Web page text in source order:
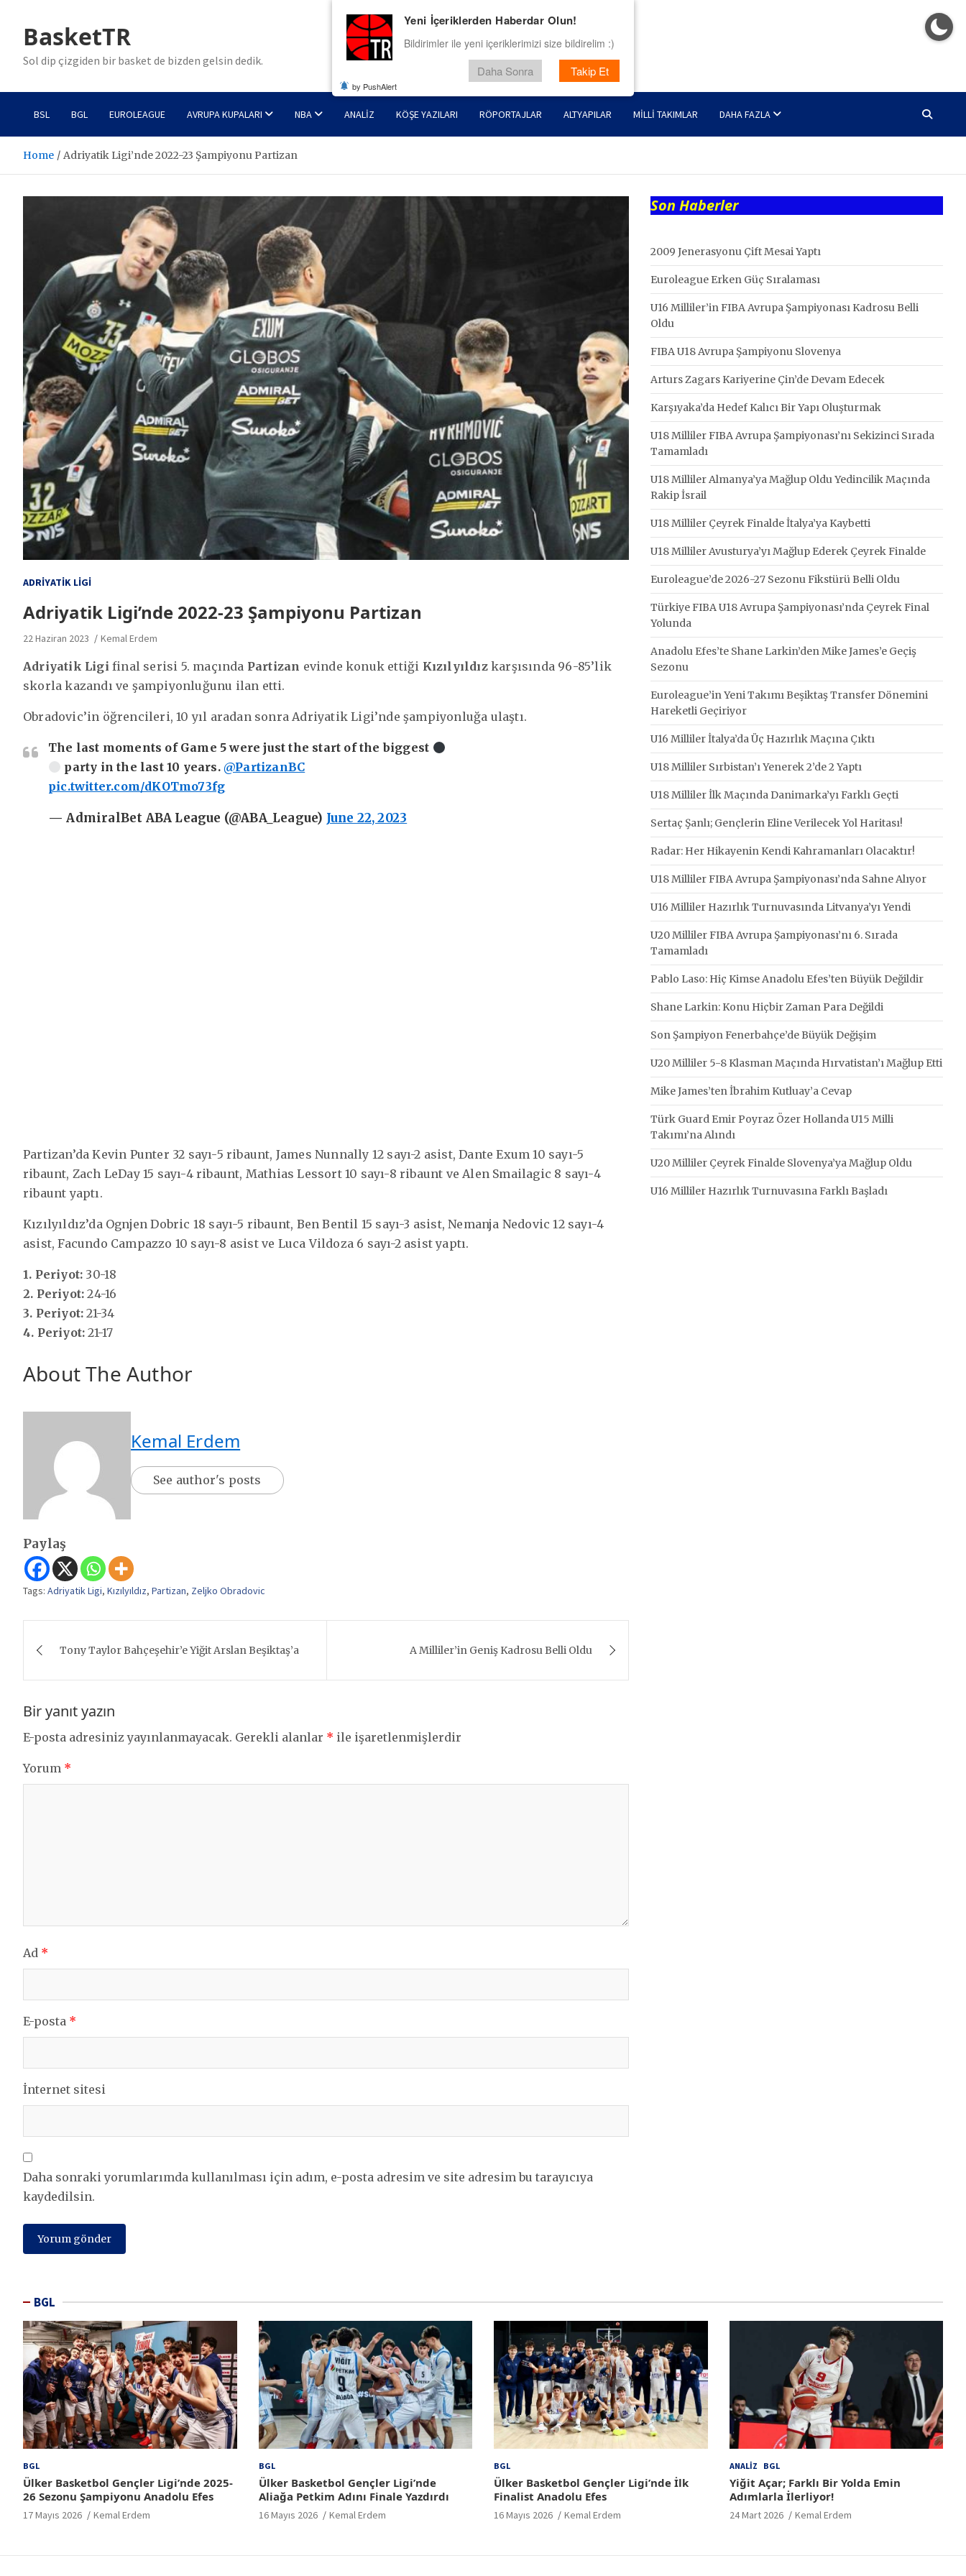
contentBasketTR
Sol dip çizgiden bir basket de bizden gelsin dedik.
BSL BGL EUROLEAGUE AVRUPA KUPALARI NBA ANALIZ KÖŞE YAZILARI RÖPORTAJLAR ALTYAPILAR MILLI TAKIMLAR DAHA FAZLA
Home Adriyatik Ligi’nde 2022-23 Şampiyonu Partizan
ADRIYATIK LIGI
Adriyatik Ligi’nde 2022-23 Şampiyonu Partizan
22 Haziran 2023 Kemal Erdem
Adriyatik Ligi final serisi 5. maçında Partizan evinde konuk ettiği Kızılyıldızkarşısında 96-85’lik
skorla kazandı ve şampiyonluğunu ilan etti.
Obradovic’in öğrencileri, 10 yıl aradan sonra Adriyatik Ligi’nde şampiyonluğa ulaştı.
The last moments of Game 5 were just the start of the biggest
party in the last 10 years.@PartizanBC
pic.twitter.com/dKOTmo73fg
— AdmiralBet ABA League (@ABA_League) June 22, 2023
Partizan’da Kevin Punter 32 sayı-5 ribaunt, James Nunnally 12 sayı-2 asist, Dante Exum 10 sayı-5
ribaunt, Zach LeDay 15 sayı-4 ribaunt, Mathias Lessort 10 sayı-8 ribaunt ve Alen Smailagic 8 sayı-4
ribaunt yaptı.
Kızılyıldız’da Ognjen Dobric 18 sayı-5 ribaunt, Ben Bentil 15 sayı-3 asist, Nemanja Nedovic 12 sayı-4
asist, Facundo Campazzo 10 sayı-8 asist ve Luca Vildoza 6 sayı-2 asist yaptı.
1. Periyot: 30-18
2. Periyot: 24-16
3. Periyot: 21-34
4. Periyot: 21-17
About The Author
Kemal Erdem
See author's posts
Paylaş
Tags: Adriyatik Ligi, Kızılyıldız, Partizan, Zeljko Obradovic
gezinmesi
Tony Taylor Bahçeşehir’e Yiğit Arslan Beşiktaş’a A Milliler’in Geniş Kadrosu Belli Oldu
Bir yanıt yazın
E-posta adresiniz yayınlanmayacak. Gerekli alanlar * ile işaretlenmişlerdir
Yorum *
Ad *
E-posta *
İnternet sitesi
Daha sonraki yorumlarımda kullanılması için adım, e-posta adresim ve site adresim bu tarayıcıya
kaydedilsin.
Son Haberler
2009 Jenerasyonu Çift Mesai Yaptı
Euroleague Erken Güç Sıralaması
U16 Milliler’in FIBA Avrupa Şampiyonası Kadrosu Belli
Oldu
FIBA U18 Avrupa Şampiyonu Slovenya
Arturs Zagars Kariyerine Çin’de Devam Edecek
Karşıyaka’da Hedef Kalıcı Bir Yapı Oluşturmak
U18 Milliler FIBA Avrupa Şampiyonası’nı Sekizinci Sırada
Tamamladı
U18 Milliler Almanya’ya Mağlup Oldu Yedincilik Maçında
Rakip İsrail
U18 Milliler Çeyrek Finalde İtalya’ya Kaybetti
U18 Milliler Avusturya’yı Mağlup Ederek Çeyrek Finalde
Euroleague’de 2026-27 Sezonu Fikstürü Belli Oldu
Türkiye FIBA U18 Avrupa Şampiyonası’nda Çeyrek Final
Yolunda
Anadolu Efes’te Shane Larkin’den Mike James’e Geçiş
Sezonu
Euroleague’in Yeni Takımı Beşiktaş Transfer Dönemini
Hareketli Geçiriyor
U16 Milliler İtalya’da Üç Hazırlık Maçına Çıktı
U18 Milliler Sırbistan’ı Yenerek 2’de 2 Yaptı
U18 Milliler İlk Maçında Danimarka’yı Farklı Geçti
Sertaç Şanlı; Gençlerin Eline Verilecek Yol Haritası!
Radar: Her Hikayenin Kendi Kahramanları Olacaktır!
U18 Milliler FIBA Avrupa Şampiyonası’nda Sahne Alıyor
U16 Milliler Hazırlık Turnuvasında Litvanya’yı Yendi
U20 Milliler FIBA Avrupa Şampiyonası’nı 6. Sırada
Tamamladı
Pablo Laso: Hiç Kimse Anadolu Efes’ten Büyük Değildir
Shane Larkin: Konu Hiçbir Zaman Para Değildi
Son Şampiyon Fenerbahçe’de Büyük Değişim
U20 Milliler 5-8 Klasman Maçında Hırvatistan’ı Mağlup Etti
Mike James’ten İbrahim Kutluay’a Cevap
Türk Guard Emir Poyraz Özer Hollanda U15 Milli
Takımı’na Alındı
U20 Milliler Çeyrek Finalde Slovenya’ya Mağlup Oldu
U16 Milliler Hazırlık Turnuvasına Farklı Başladı
BGL
BGL
Ülker Basketbol Gençler Ligi’nde 2025-
26 Sezonu Şampiyonu Anadolu Efes
17 Mayıs 2026 Kemal Erdem
BGL
Ülker Basketbol Gençler Ligi’nde
Aliağa Petkim Adını Finale Yazdırdı
16 Mayıs 2026 Kemal Erdem
BGL
Ülker Basketbol Gençler Ligi’nde İlk
Finalist Anadolu Efes
16 Mayıs 2026 Kemal Erdem
ANALIZ BGL
Yiğit Açar; Farklı Bir Yolda Emin
Adımlarla İlerliyor!
24 Mart 2026 Kemal Erdem
Yeni İçeriklerden Haberdar Olun!
Bildirimler ile yeni içeriklerimizi size bildirelim :)
Daha Sonra Takip Et
by PushAlert